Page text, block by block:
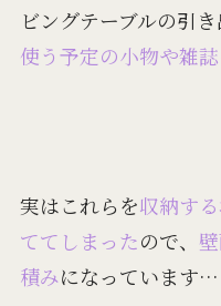
ビングテーブルの引
使う予定の小物や雑
実はこれらを収納す
ててしまったので、
積みになっています…